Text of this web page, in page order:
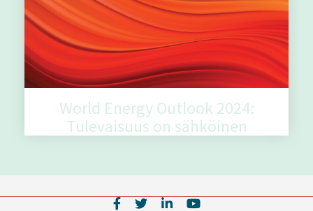
World Energy Outlook 2024:
Tulevaisuus on sähköinen